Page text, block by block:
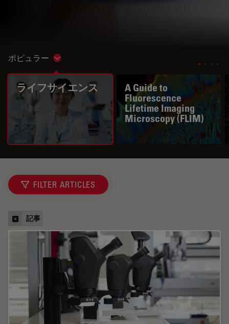
ポピュラー Show subnavigation
ライフサイエンス
A Guide to
Fluorescence
Lifetime Imaging
Microscopy (FLIM)
FILTER ARTICLES
記事